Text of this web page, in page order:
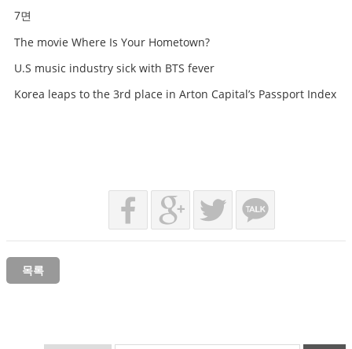
7면
The movie Where Is Your Hometown?
U.S music industry sick with BTS fever
Korea leaps to the 3rd place in Arton Capital’s Passport Index
목록